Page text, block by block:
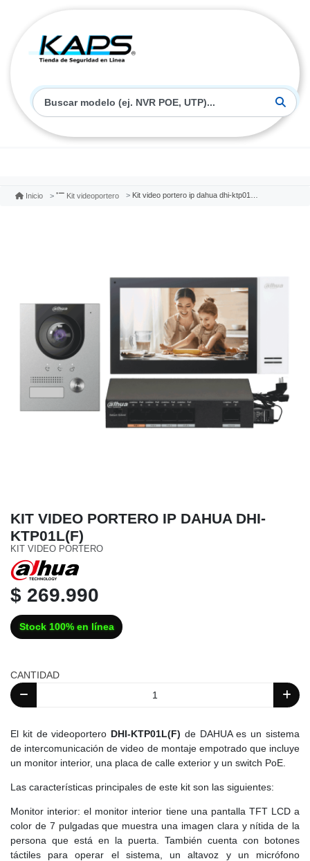
Inicio Kit videoportero Kit video portero ip dahua dhi-ktp01l(f)
KIT VIDEO PORTERO IP DAHUA DHI-
KTP01L(F)
KIT VIDEO PORTERO
$ 269.990
Stock 100% en línea
CANTIDAD
El kit de videoportero DHI-KTP01L(F) de DAHUA es un sistema
de intercomunicación de video de montaje empotrado que incluye
un monitor interior, una placa de calle exterior y un switch PoE.
Las características principales de este kit son las siguientes:
Monitor interior: el monitor interior tiene una pantalla TFT LCD a
color de 7 pulgadas que muestra una imagen clara y nítida de la
persona que está en la puerta. También cuenta con botones
táctiles para operar el sistema, un altavoz y un micrófono